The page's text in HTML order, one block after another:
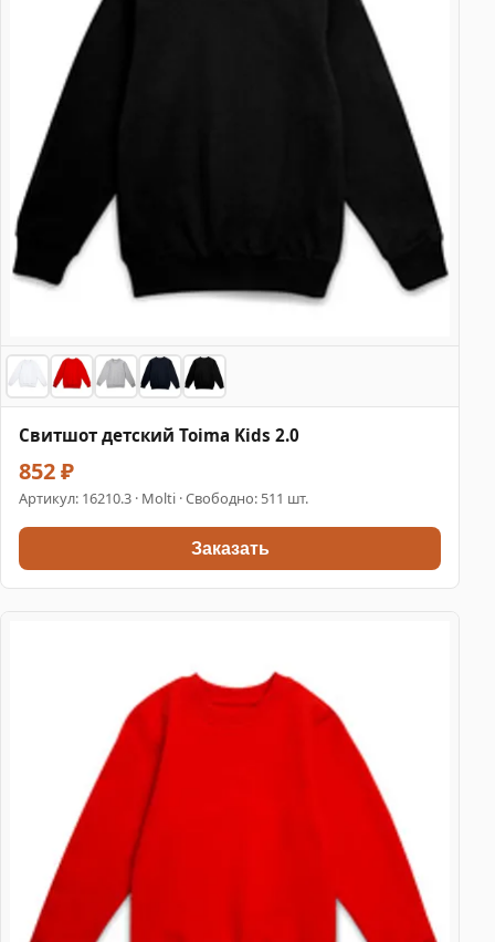
Свитшот детский Toima Kids 2.0
852 ₽
Артикул: 16210.3 · Molti · Свободно: 511 шт.
Заказать